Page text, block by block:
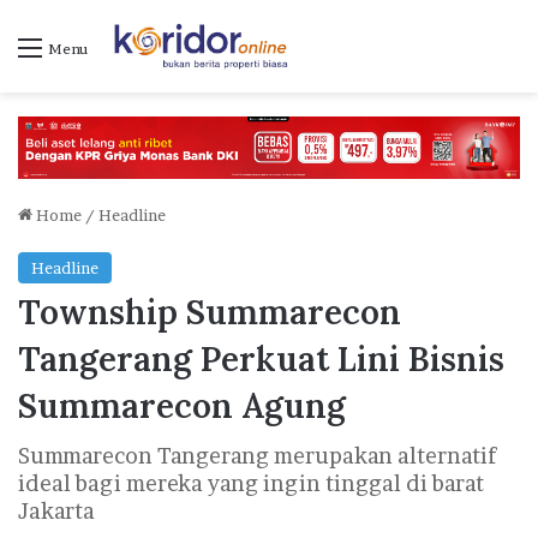
Menu
Home / Headline
Headline
Township Summarecon
Tangerang Perkuat Lini Bisnis
Summarecon Agung
Summarecon Tangerang merupakan alternatif
ideal bagi mereka yang ingin tinggal di barat
Jakarta